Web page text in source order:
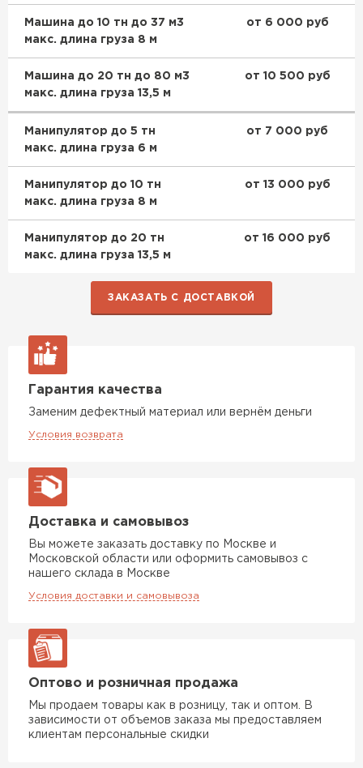
Машина до 10 тн до 37 м3
макс. длина груза 8 м
от 6 000 руб
Машина до 20 тн до 80 м3
макс. длина груза 13,5 м
от 10 500 руб
Манипулятор до 5 тн
макс. длина груза 6 м
от 7 000 руб
Манипулятор до 10 тн
макс. длина груза 8 м
от 13 000 руб
Манипулятор до 20 тн
макс. длина груза 13,5 м
от 16 000 руб
ЗАКАЗАТЬ С ДОСТАВКОЙ
Гарантия качества
Заменим дефектный материал или вернём деньги
Условия возврата
Доставка и самовывоз
Вы можете заказать доставку по Москве и
Московской области или оформить самовывоз с
нашего склада в Москве
Условия доставки и самовывоза
Оптово и розничная продажа
Мы продаем товары как в розницу, так и оптом. В
зависимости от объемов заказа мы предоставляем
клиентам персональные скидки